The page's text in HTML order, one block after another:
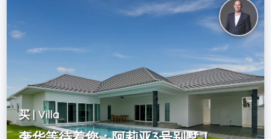
买 | Villa